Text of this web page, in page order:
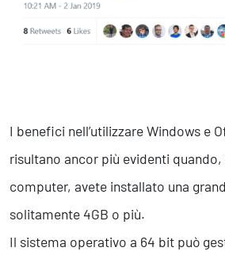
I benefici nell’utilizzare Windows e
risultano ancor più evidenti
computer, avete installato una
solitamente 4GB o più.
Il sistema operativo a 64 bit può